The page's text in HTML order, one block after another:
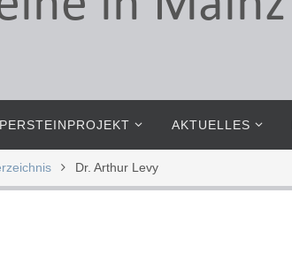
AKTUELLES
Dr. Arthur Levy